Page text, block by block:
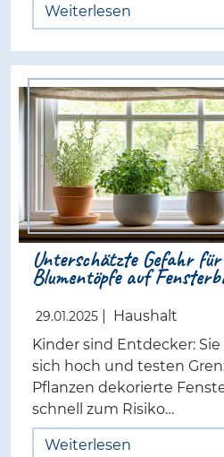
Weiterlesen
Unterschätzte Gefahr
Blumentöpfe auf
29.01.2025
Haushalt
Kinder sind Entdecker:
sich hoch und testen
Pflanzen dekorierte
schnell zum Risiko…
Weiterlesen